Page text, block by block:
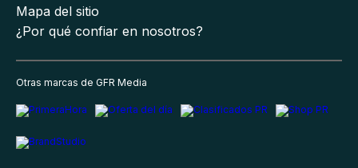
Mapa del sitio
¿Por qué confiar en nosotros?
Otras marcas de GFR Media